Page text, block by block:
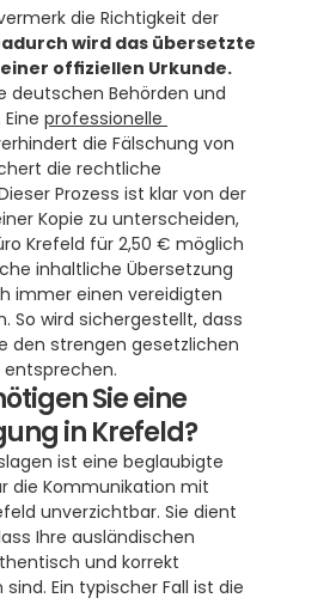
die Richtigkeit der
wird das übersetzte
offiziellen Urkunde.
deutschen Behörden und
professionelle
die Fälschung von
die rechtliche
Prozess ist klar von der
Kopie zu unterscheiden,
Krefeld für 2,50 € möglich
inhaltliche Übersetzung
immer einen vereidigten
So wird sichergestellt, dass
den strengen gesetzlichen
Sie eine
in Krefeld?
ist eine beglaubigte
die Kommunikation mit
unverzichtbar. Sie dient
Ihre ausländischen
und korrekt
Ein typischer Fall ist die